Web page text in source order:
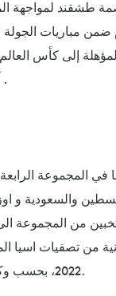
طشقند لمواجهة
مباريات الجولة
آسيا ( الصين 2023) .
في المجموعة
والسعودية و
من المجموعة
من تصفيات اسيا
2022، بحسب وكالة "سبأ" الحكومية.